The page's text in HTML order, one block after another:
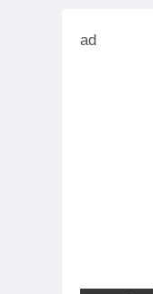
ad